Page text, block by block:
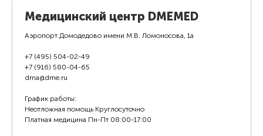
Медицинский центр DMEMED
Аэропорт Домодедово имени М.В. Ломоносова, 1а
+7 (495) 504-02-49
+7 (916) 580-04-65
dma@dme.ru
График работы:
Неотложная помощь Круглосуточно
Платная медицина Пн-Пт 08:00-17:00